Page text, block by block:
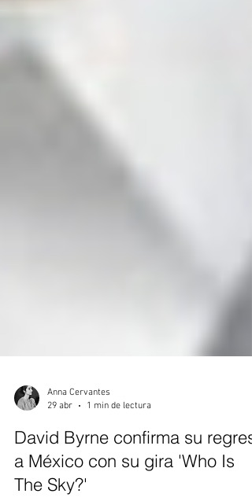
Anna Cervantes
29 abr
1 min de lectura
David Byrne confirma su